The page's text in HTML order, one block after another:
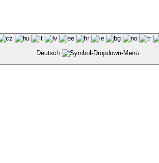
Deutsch